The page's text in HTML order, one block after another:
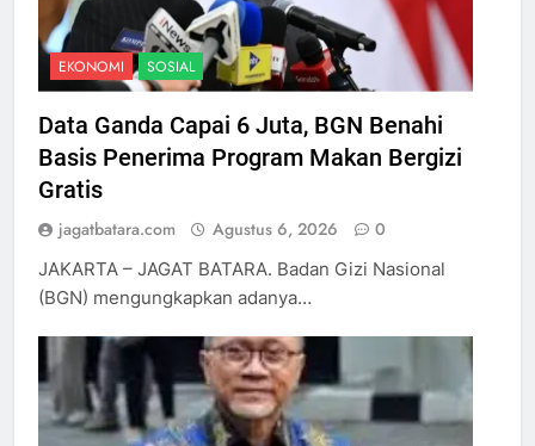
EKONOMI SOSIAL
Data Ganda Capai 6 Juta, BGN Benahi
Basis Penerima Program Makan Bergizi
Gratis
jagatbatara.com Agustus 6, 2026 0
JAKARTA – JAGAT BATARA. Badan Gizi Nasional
(BGN) mengungkapkan adanya…